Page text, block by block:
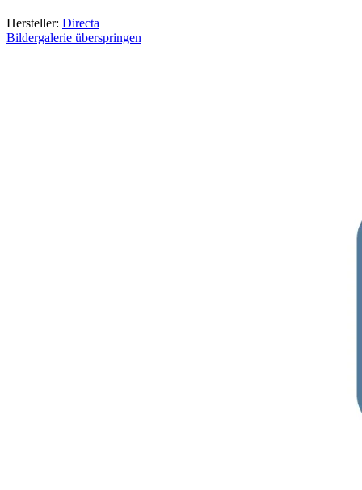
Hersteller: Directa
Bildergalerie überspringen